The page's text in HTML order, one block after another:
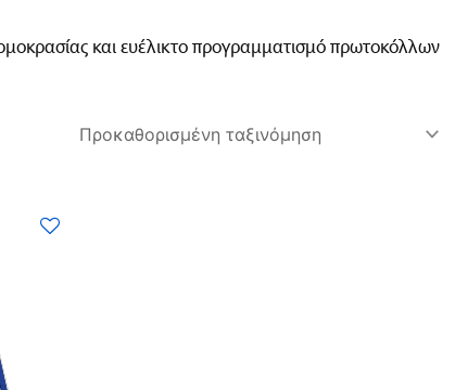
και ευέλικτο προγραμματισμό πρωτοκόλλων